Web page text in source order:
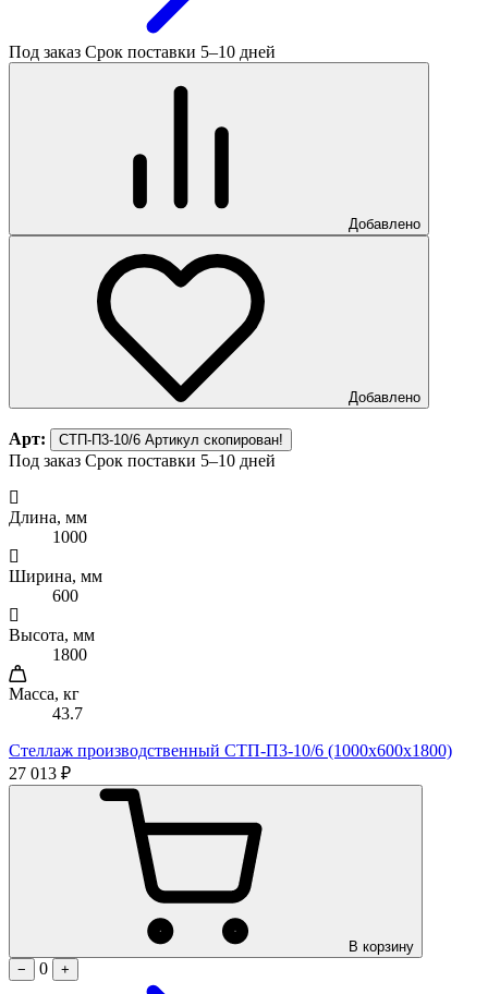
Под заказ Срок поставки 5–10 дней
Добавлено
Добавлено
Арт: СТП-П3-10/6 Артикул скопирован!
Под заказ Срок поставки 5–10 дней
Длина, мм
1000
Ширина, мм
600
Высота, мм
1800
Масса, кг
43.7
Стеллаж производственный СТП-П3-10/6 (1000х600х1800)
27 013 ₽
В корзину
−
0 +